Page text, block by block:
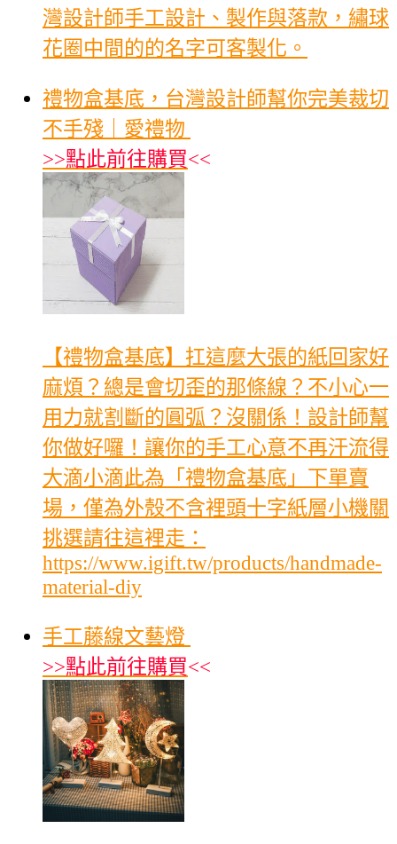
灣設計師手工設計、製作與落款，繡球
花圈中間的的名字可客製化。
禮物盒基底，台灣設計師幫你完美裁切
不手殘｜愛禮物
>>點此前往購買<<
【禮物盒基底】扛這麼大張的紙回家好
麻煩？總是會切歪的那條線？不小心一
用力就割斷的圓弧？沒關係！設計師幫
你做好囉！讓你的手工心意不再汗流得
大滴小滴此為「禮物盒基底」下單賣
場，僅為外殼不含裡頭十字紙層小機關
挑選請往這裡走：
https://www.igift.tw/products/handmade-
material-diy
手工藤線文藝燈
>>點此前往購買<<